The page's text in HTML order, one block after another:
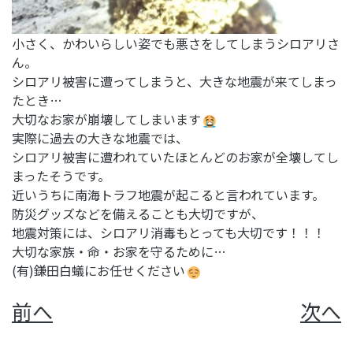
小さく、かわいらしい姿でも悪さをしてしまうシロアリさ
ん。
シロアリ被害に遭ってしまうと、大きな地震が来てしまっ
たとき…
大切なお家が崩壊してしまいます
実際に過去の大きな地震では、
シロアリ被害に遭われていたほとんどのお家が全壊してし
まったそうです。
近いうちに南海トラフ地震が起こると言われています。
防災グッズなどを備えることも大切ですが、
地震対策には、シロアリ消毒もとっても大切です！！！
大切な家族・命・お家を守るために…
(有)鎌田白蟻にお任せください
前へ 次へ